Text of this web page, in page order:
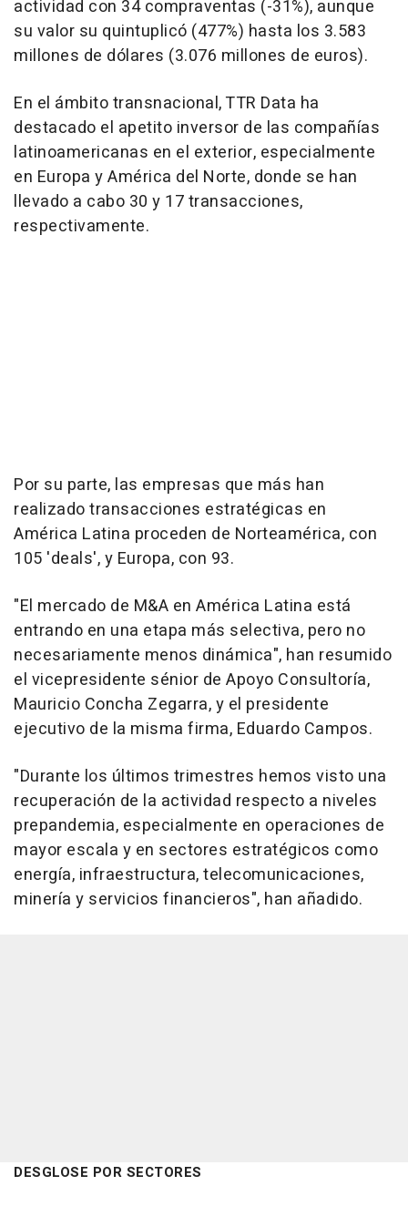
actividad con 34 compraventas (-31%), aunque
su valor su quintuplicó (477%) hasta los 3.583
millones de dólares (3.076 millones de euros).
En el ámbito transnacional, TTR Data ha
destacado el apetito inversor de las compañías
latinoamericanas en el exterior, especialmente
en Europa y América del Norte, donde se han
llevado a cabo 30 y 17 transacciones,
respectivamente.
Por su parte, las empresas que más han
realizado transacciones estratégicas en
América Latina proceden de Norteamérica, con
105 'deals', y Europa, con 93.
"El mercado de M&A en América Latina está
entrando en una etapa más selectiva, pero no
necesariamente menos dinámica", han resumido
el vicepresidente sénior de Apoyo Consultoría,
Mauricio Concha Zegarra, y el presidente
ejecutivo de la misma firma, Eduardo Campos.
"Durante los últimos trimestres hemos visto una
recuperación de la actividad respecto a niveles
prepandemia, especialmente en operaciones de
mayor escala y en sectores estratégicos como
energía, infraestructura, telecomunicaciones,
minería y servicios financieros", han añadido.
DESGLOSE POR SECTORES